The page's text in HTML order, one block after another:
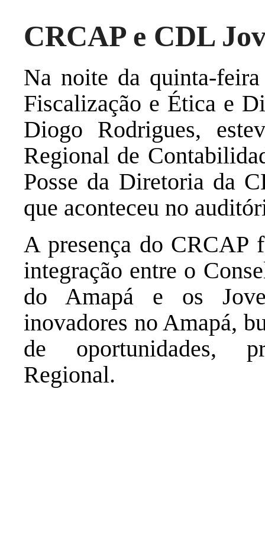
CRCAP e CDL
Na noite da quinta-
Fiscalização e Ética e
Diogo Rodrigues,
Regional de
Posse da Diretoria da
que aconteceu no
A presença do CRCAP
integração entre o
do Amapá e os
inovadores no Amapá,
de oportunidades,
Regional.